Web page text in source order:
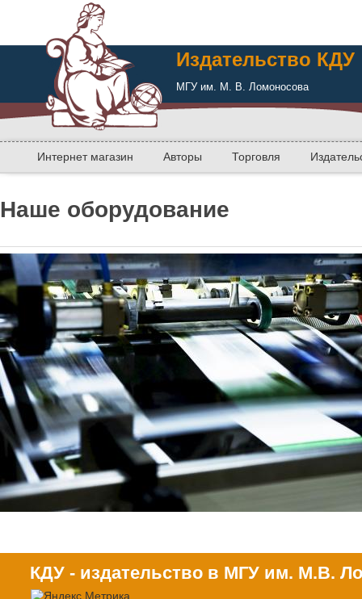
Издательство КДУ
МГУ им. М. В. Ломоносова
Интернет магазин Авторы Торговля
Наше оборудование
КДУ - издательство в МГУ им. М.В.